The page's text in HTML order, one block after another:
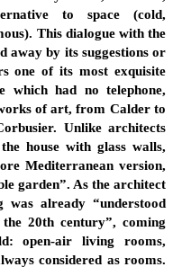
to space (cold,
This dialogue with the
away by its suggestions or
one of its most exquisite
which had no telephone,
of art, from Calder to
Unlike architects
house with glass walls,
Mediterranean version,
garden”. As the architect
was already “understood
20th century”, coming
open-air living rooms,
considered as rooms.